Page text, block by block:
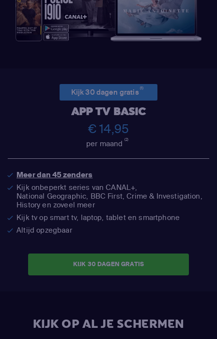
Kijk 30 dagen gratis(1)
APP TV BASIC
€ 14,95
per maand(2)
Meer dan 45 zenders
Kijk onbeperkt series van CANAL+,
National Geographic, BBC First, Crime & Investigation,
History en zoveel meer
Kijk tv op smart tv, laptop, tablet en smartphone
Altijd opzegbaar
KIJK 30 DAGEN GRATIS
KIJK OP AL JE SCHERMEN